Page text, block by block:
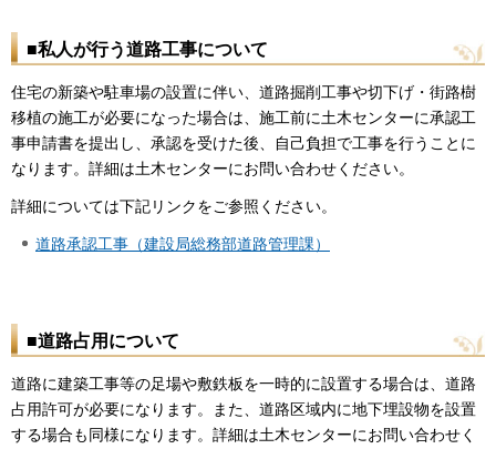
■私人が行う道路工事について
住宅の新築や駐車場の設置に伴い、道路掘削工事や切下げ・街路樹
移植の施工が必要になった場合は、施工前に土木センターに承認工
事申請書を提出し、承認を受けた後、自己負担で工事を行うことに
なります。詳細は土木センターにお問い合わせください。
詳細については下記リンクをご参照ください。
道路承認工事（建設局総務部道路管理課）
■道路占用について
道路に建築工事等の足場や敷鉄板を一時的に設置する場合は、道路
占用許可が必要になります。また、道路区域内に地下埋設物を設置
する場合も同様になります。詳細は土木センターにお問い合わせく